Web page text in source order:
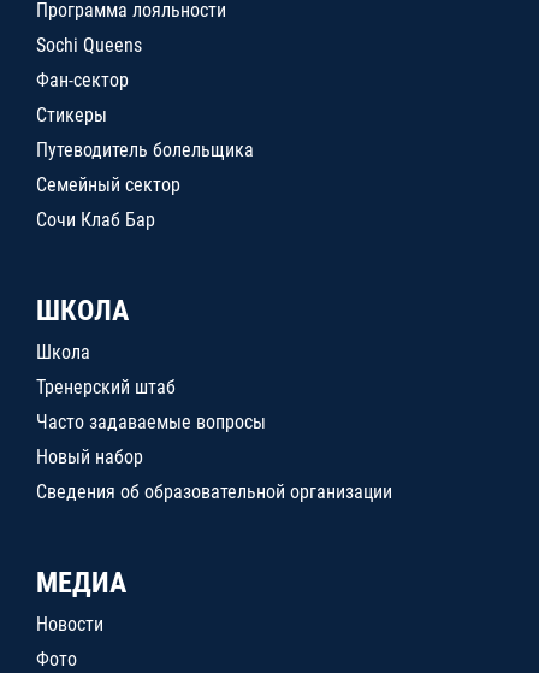
Программа лояльности
Sochi Queens
Фан-сектор
Стикеры
Путеводитель болельщика
Семейный сектор
Сочи Клаб Бар
ШКОЛА
Школа
Тренерский штаб
Часто задаваемые вопросы
Новый набор
Сведения об образовательной организации
МЕДИА
Новости
Фото